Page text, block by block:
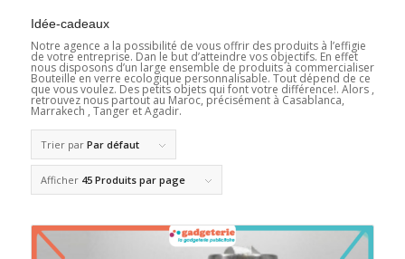
Idée-cadeaux
Notre agence a la possibilité de vous offrir des produits à l’effigie
de votre entreprise. Dan le but d’atteindre vos objectifs. En effet
nous disposons d’un large ensemble de produits à commercialiser
Bouteille en verre ecologique personnalisable. Tout dépend de ce
que vous voulez. Des petits objets qui font votre différence!. Alors ,
retrouvez nous partout au Maroc, précisément à Casablanca,
Marrakech , Tanger et Agadir.
Trier par Par défaut
Afficher 45 Produits par page